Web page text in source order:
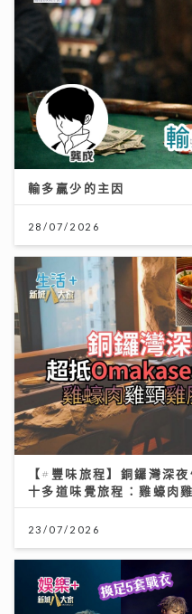
輸多贏少的主因
28/07/2026
【#豐味旅程】銅鑼灣深
十多道味覺旅程：雞蠔肉
23/07/2026